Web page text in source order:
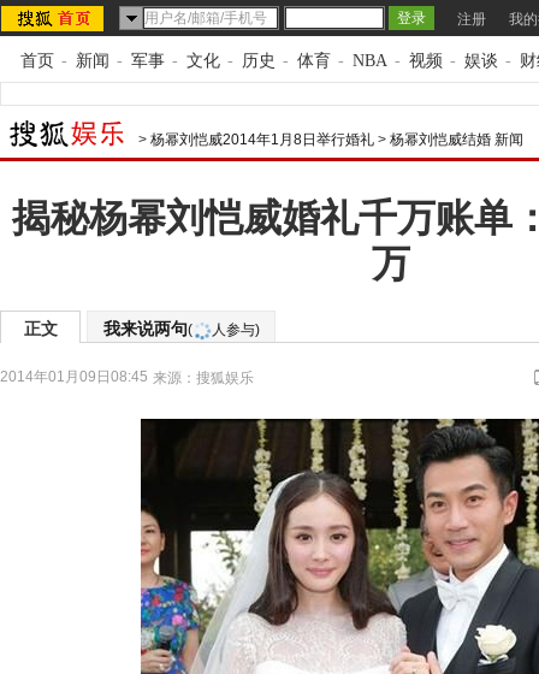
注册 我
首页 - 新闻 - 军事 - 文化 - 历史 - 体育 - NBA - 视频 - 娱谈 -
> 杨幂刘恺威2014年1月8日举行婚礼 > 杨幂刘恺威结婚 新闻
揭秘杨幂刘恺威婚礼千万账单
万
正文 我来说两句( 人参与)
2014年01月09日08:45 来源： 搜狐娱乐